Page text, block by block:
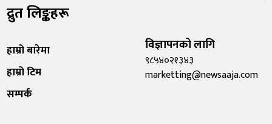
द्रुत लिङ्कहरू
हाम्रो बारेमा
हाम्रो टिम
सम्पर्क
विज्ञापनको लागि
९८५४०२१३४३
marketting@newsaaja.com